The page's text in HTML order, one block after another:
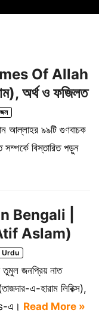
Of Allah
অর্থ ও ফজিলত
৯৯টি গুণবাচক
বিস্তারিত পড়ুন
Bengali |
(Atif Aslam)
Urdu
জনপ্রিয় নাত
এ-হারাম লিরিক্স),
এ। Read More »